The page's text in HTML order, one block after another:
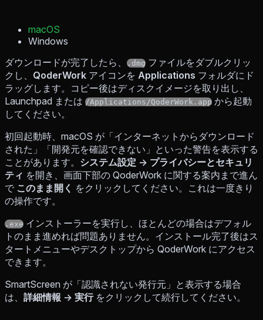
macOS
Windows
ダウンロードが完了したら、
.dmg ファイルをダブルクリッ
クし、 QoderWork アイコンを Applications フォルダにド
ラッグします。コピー後はディスクイメージを取り出し、
Launchpad または /Applications/QoderWork.app から起動
してください。
初回起動時、macOS が「インターネットからダウンロード
された」「開発元を確認できない」といった警告を表示する
ことがあります。 システム設定 → プライバシーとセキュリ
ティ を開き、画面下部の QoderWork に関する案内まで進ん
で このまま開く をクリックしてください。これは一度きり
の操作です。
.exe インストーラーを実行し、ほとんどの場合はデフォル
トのまま進めれば問題ありません。インストール完了後はス
タートメニューやデスクトップから QoderWork にアクセス
できます。
SmartScreen が「認識されない発行元」と表示する場合
は、 詳細情報 → 実行をクリックして続行してください。